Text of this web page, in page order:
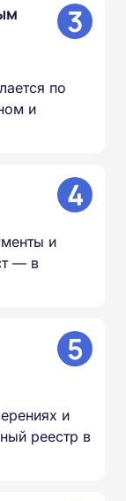
3
по
и
4
и
— в
5
и
реестр в